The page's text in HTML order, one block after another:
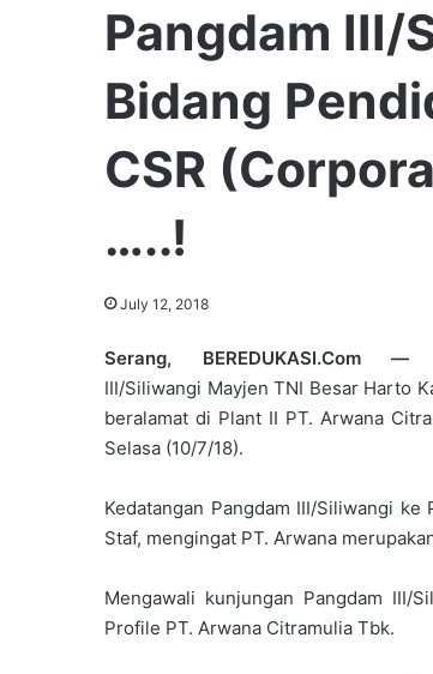
Pangdam III/
Bidang
CSR
…..!
July 12, 2018
Serang, BEREDUKASI.Com —
III/Siliwangi Mayjen TNI Besar Harto
beralamat di Plant II PT. Arwana
Selasa (10/7/18).
Kedatangan Pangdam III/Siliwangi
Staf, mengingat PT. Arwana
Mengawali kunjungan Pangdam III/
Profile PT. Arwana Citramulia Tbk.